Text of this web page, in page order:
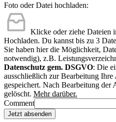
Foto oder Datei hochladen:
Klicke oder ziehe Dateien
Hochladen. Du kannst bis zu 3
Sie haben hier die Möglichkeit,
notwendig), z.B.
Datenschutz gem. DSGVO: Die
ausschließlich zur Bearbeitung Ihre
gespeichert. Nach Bearbeitung der
gelöscht. Mehr darüber.
Comment
Jetzt absenden